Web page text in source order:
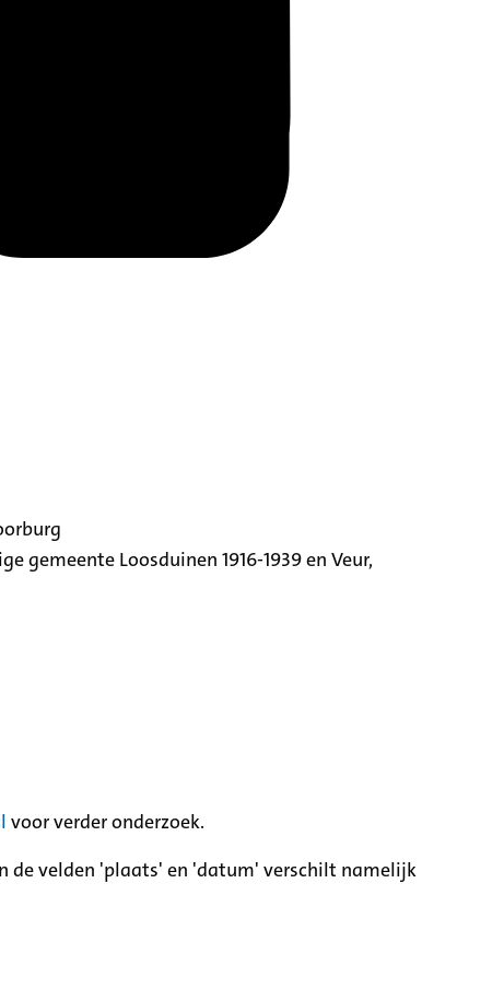
gemeente Loosduinen 1916-1939 en Veur,
voor verder onderzoek.
de velden 'plaats' en 'datum' verschilt namelijk